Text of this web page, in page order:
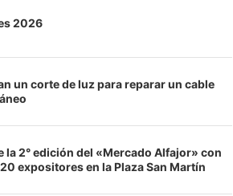
2026
un corte de luz para reparar un cable
la 2° edición del «Mercado Alfajor» con
expositores en la Plaza San Martín